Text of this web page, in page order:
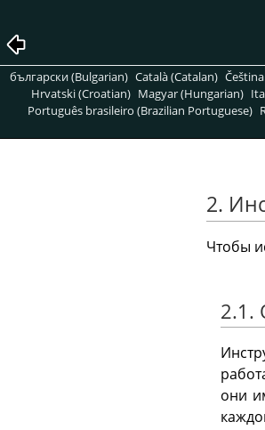
български (Bulgarian) Català (Catalan)
Hrvatski (Croatian) Magyar (Hungarian)
Português brasileiro (Brazilian Portuguese)
2.
Чтобы
2.1.
они